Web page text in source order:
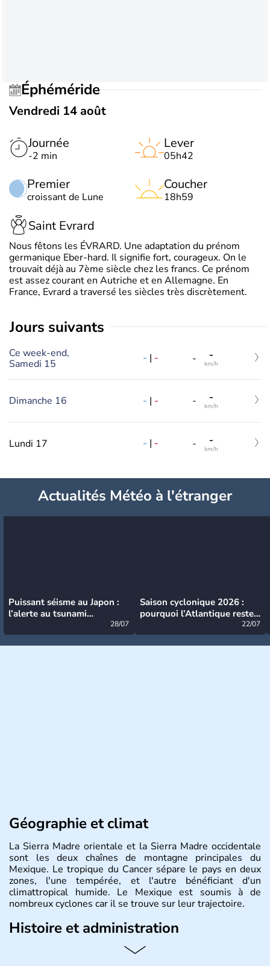
Éphéméride
Vendredi 14 août
Journée
-2 min
Premier
croissant de Lune
Lever
05h42
Coucher
18h59
Saint Evrard
Nous fêtons les ÉVRARD. Une adaptation du prénom
germanique Eber-hard. Il signifie fort, courageux. On le
trouvait déjà au 7ème siècle chez les francs. Ce prénom
est assez courant en Autriche et en Allemagne. En
France, Evrard a traversé les siècles très discrètement.
jours suivants
Ce week-end,
Samedi 15
- | - - -
km/h
Dimanche 16 - | - - -
km/h
Lundi 17 - | - - -
km/h
Actualités Météo à l'étranger
Puissant séisme au Japon :
l’alerte au tsunami
28/07
Saison cyclonique 2026 :
pourquoi l’Atlantique reste
22/07
Géographie et climat
La Sierra Madre orientale et la Sierra Madre occidentale
sont les deux chaînes de montagne principales du
Mexique. Le tropique du Cancer sépare le pays en deux
zones, l'une tempérée, et l'autre bénéficiant d'un
climattropical humide. Le Mexique est soumis à de
nombreux cyclones car il se trouve sur leur trajectoire.
Histoire et administration
Bordé au Sud par le Guatemala et le Belize, le Mexique